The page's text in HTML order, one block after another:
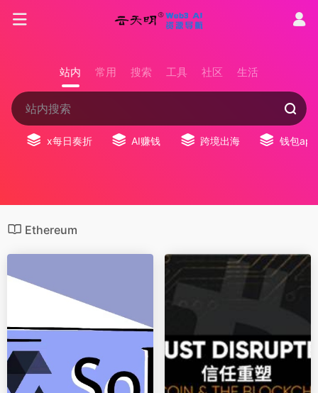
站内 常用 搜索 工具 社区 生活
x每日奏折 AI赚钱 跨境出海 钱包app
Ethereum